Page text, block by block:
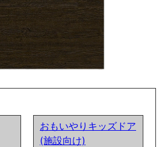
おもいやりキッズドア
(施設向け)